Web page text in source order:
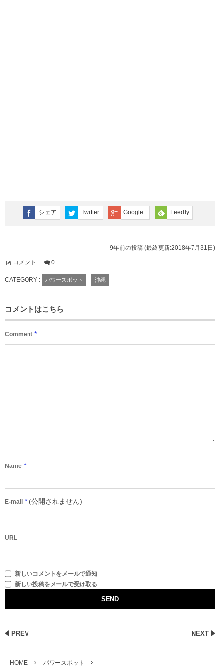
シェア Twitter Google+ Feedly
9年前の投稿 (最終更新:2018年7月31日)
コメント 0
CATEGORY : パワースポット 沖縄
コメントはこちら
Comment *
Name *
E-mail * (公開されません)
URL
新しいコメントをメールで通知
新しい投稿をメールで受け取る
PREV NEXT
HOME パワースポット